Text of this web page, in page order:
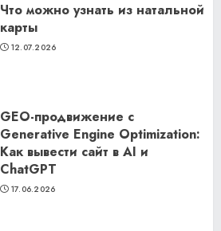
Что можно узнать из натальной
карты
12.07.2026
GEO-продвижение с
Generative Engine Optimization:
Как вывести сайт в AI и
ChatGPT
17.06.2026